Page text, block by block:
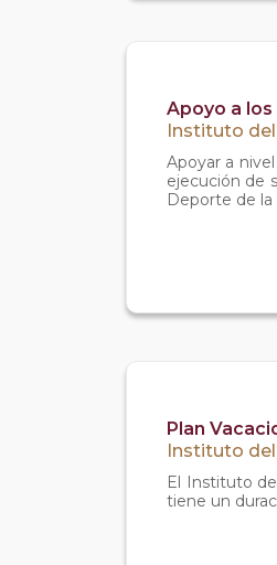
Apoyo a
Instituto del
Apoyar a
ejecución de
Deporte de la
Plan
Instituto del
El Instituto
tiene un